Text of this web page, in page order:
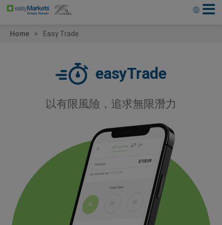
Home Easy Trade
easyTrade
以有限風險，追求無限潛力